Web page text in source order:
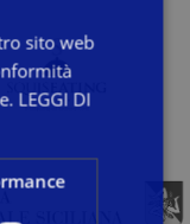
FRENCH
sito web
LEGGI DI